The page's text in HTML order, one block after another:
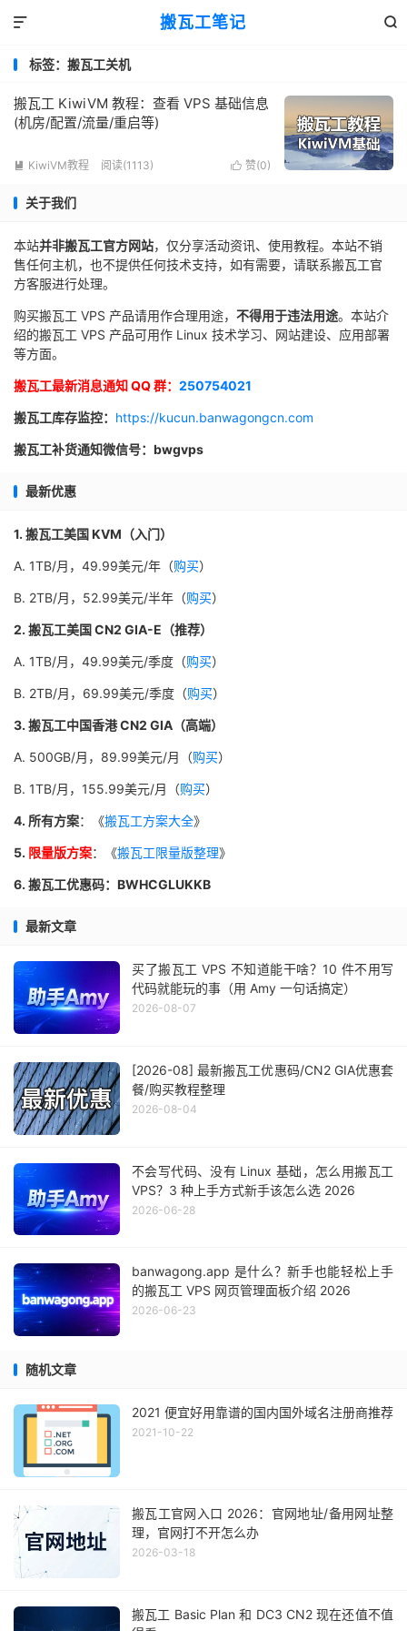
搬瓦工笔记 

标签：搬瓦工关机
搬瓦工 KiwiVM 教程：查看 VPS 基础信息
(机房/配置/流量/重启等)
 KiwiVM教程 阅读(1113)  赞(0)
关于我们
本站并非搬瓦工官方网站，仅分享活动资讯、使用教程。本站不销
售任何主机，也不提供任何技术支持，如有需要，请联系搬瓦工官
方客服进行处理。
购买搬瓦工 VPS 产品请用作合理用途， 不得用于违法用途。本站介
绍的搬瓦工 VPS 产品可用作 Linux 技术学习、网站建设、应用部署
等方面。
搬瓦工最新消息通知 QQ 群： 250754021
搬瓦工库存监控： https://kucun.banwagongcn.com
搬瓦工补货通知微信号：bwgvps
最新优惠
1. 搬瓦工美国 KVM（入门）
A. 1TB/月，49.99美元/年（购买）
B. 2TB/月，52.99美元/半年（购买）
2. 搬瓦工美国 CN2 GIA-E（推荐）
A. 1TB/月，49.99美元/季度（购买）
B. 2TB/月，69.99美元/季度（购买）
3. 搬瓦工中国香港 CN2 GIA（高端）
A. 500GB/月，89.99美元/月（购买）
B. 1TB/月，155.99美元/月（购买）
4. 所有方案：《搬瓦工方案大全》
5. 限量版方案：《搬瓦工限量版整理》
6. 搬瓦工优惠码：BWHCGLUKKB
最新文章
买了搬瓦工 VPS 不知道能干啥？10 件不用写
代码就能玩的事（用 Amy 一句话搞定）
2026-08-07
[2026-08] 最新搬瓦工优惠码/CN2 GIA优惠套
餐/购买教程整理
2026-08-04
不会写代码、没有 Linux 基础，怎么用搬瓦工
VPS？3 种上手方式新手该怎么选 2026
2026-06-28
banwagong.app 是什么？新手也能轻松上手
的搬瓦工 VPS 网页管理面板介绍 2026
2026-06-23
随机文章
2021 便宜好用靠谱的国内国外域名注册商推荐
2021-10-22
搬瓦工官网入口 2026：官网地址/备用网址整
理，官网打不开怎么办
2026-03-18
搬瓦工 Basic Plan 和 DC3 CN2 现在还值不值